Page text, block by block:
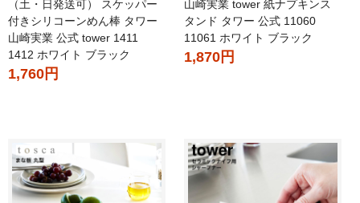
（土・日発送可） スケッパー
付きシリコーンめん棒 タワー
山崎実業 公式 tower 1411
1412 ホワイト ブラック
1,760円
山崎実業 tower 紙ナプキンス
タンド タワー 公式 11060
11061 ホワイト ブラック
1,870円